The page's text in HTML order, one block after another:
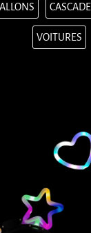
VOITURES